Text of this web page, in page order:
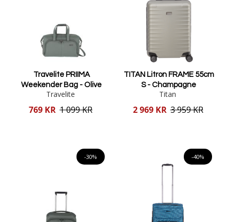
Travelite PRIIMA
Weekender Bag - Olive
Travelite
Reducerat
769 KR 1 099 KR
TITAN Litron FRAME 55cm
S - Champagne
Titan
Reducerat
2 969 KR 3 959 KR
-30% -40%